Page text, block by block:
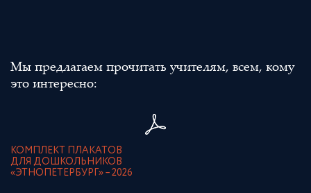
Мы предлагаем прочитать учителям, всем, кому
это интересно:
КОМПЛЕКТ ПЛАКАТОВ
ДЛЯ ДОШКОЛЬНИКОВ
«ЭТНОПЕТЕРБУРГ» – 2026